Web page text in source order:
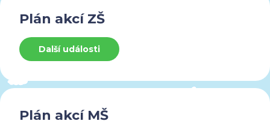
Plán akcí ZŠ
Další události
Plán akcí MŠ